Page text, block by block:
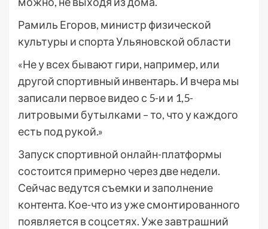
Рамиль Егоров, министр физической
культуры и спорта Ульяновской области
«Не у всех бывают гири, например, или
другой спортивный инвентарь. И вчера мы
записали первое видео с 5-и и 1,5-
литровыми бутылками – то, что у каждого
есть под рукой.»
Запуск спортивной онлайн-платформы
состоится примерно через две недели.
Сейчас ведутся съемки и заполнение
контента. Кое-что из уже смонтированного
появляется в соцсетях. Уже завтрашний